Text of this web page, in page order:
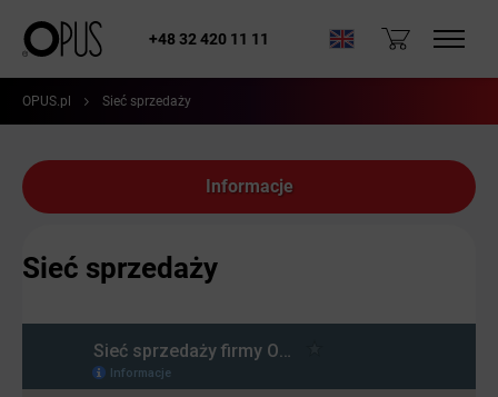
+48 32 420 11 11
OPUS.pl Sieć sprzedaży
Sieć sprzedaży
Informacje